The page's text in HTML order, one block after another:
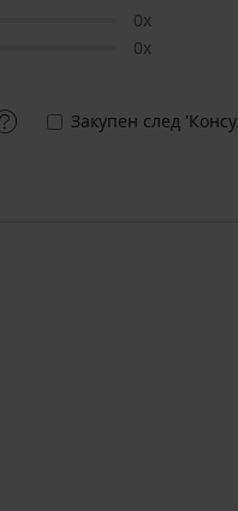
0x
0x
Закупен след